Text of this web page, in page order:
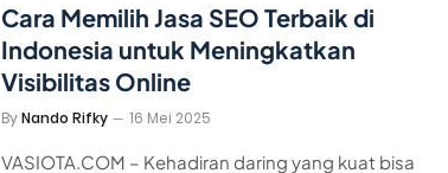
Cara Memilih Jasa SEO Terbaik di
Indonesia untuk Meningkatkan
Visibilitas Online
ByNando Rifky 16 Mei 2025
VASIOTA.COM – Kehadiran daring yang kuat bisa